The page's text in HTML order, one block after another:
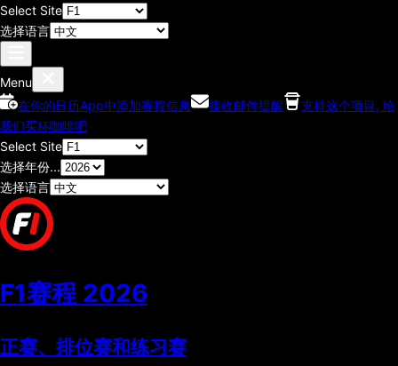
Select Site
选择语言
Menu
在你的日历App中添加赛程信息
接收邮件提醒
支持这个项目, 给
我们买杯咖啡吧
Select Site
选择年份...
选择语言
F1赛程 2026
正赛、排位赛和练习赛